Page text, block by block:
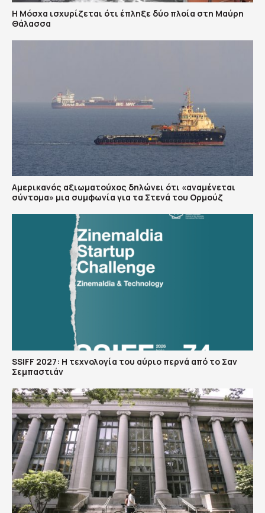
Η Μόσχα ισχυρίζεται ότι έπληξε δύο πλοία στη Μαύρη
Θάλασσα
Αμερικανός αξιωματούχος δηλώνει ότι «αναμένεται
σύντομα» μια συμφωνία για τα Στενά του Ορμούζ
SSIFF 2027: Η τεχνολογία του αύριο περνά από το Σαν
Σεμπαστιάν